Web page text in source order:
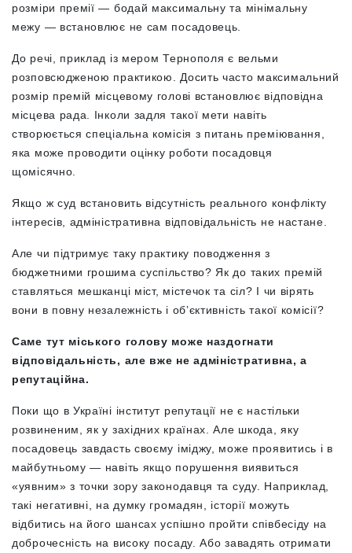
розміри премії — бодай максимальну та мінімальну
межу — встановлює не сам посадовець.
До речі, приклад із мером Тернополя є вельми
розповсюдженою практикою. Досить часто максимальний
розмір премій місцевому голові встановлює відповідна
місцева рада. Інколи задля такої мети навіть
створюється спеціальна комісія з питань преміювання,
яка може проводити оцінку роботи посадовця
щомісячно.
Якщо ж суд встановить відсутність реального конфлікту
інтересів, адміністративна відповідальність не настане.
Але чи підтримує таку практику поводження з
бюджетними грошима суспільство? Як до таких премій
ставляться мешканці міст, містечок та сіл? І чи вірять
вони в повну незалежність і обʼєктивність такої комісії?
Саме тут міського голову може наздогнати
відповідальність, але вже не адміністративна, а
репутаційна.
Поки що в Україні інститут репутації не є настільки
розвиненим, як у західних країнах. Але шкода, яку
посадовець завдасть своєму іміджу, може проявитись і в
майбутньому — навіть якщо порушення виявиться
«уявним» з точки зору законодавця та суду. Наприклад,
такі негативні, на думку громадян, історії можуть
відбитись на його шансах успішно пройти співбесіду на
доброчесність на високу посаду. Або завадять отримати